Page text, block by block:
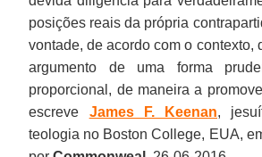
posições reais da própria
vontade, de acordo com o contexto,
argumento de uma forma
proporcional, de maneira a
escreve James F. Keenan,
teologia no Boston College, EUA,